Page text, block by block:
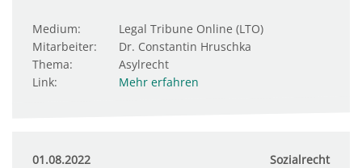
Medium:
Legal Tribune Online (LTO)
Mitarbeiter:
Dr. Constantin Hruschka
Thema:
Asylrecht
Link:
Mehr erfahren
01.08.2022 Sozialrecht